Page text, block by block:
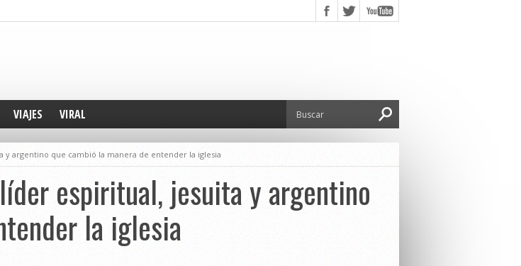
VIAJES VIRAL
y argentino que cambió la manera de entender la iglesia
espiritual, jesuita y argentino
la iglesia